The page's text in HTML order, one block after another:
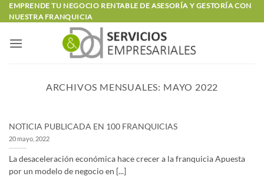
Saltar
al
EMPRENDE TU NEGOCIO RENTABLE DE ASESORÍA Y GESTORÍA CON
NUESTRA FRANQUICIA
ARCHIVOS MENSUALES: MAYO 2022
NOTICIA PUBLICADA EN 100 FRANQUICIAS
20 mayo, 2022
La desaceleración económica hace crecer a la franquicia Apuesta
por un modelo de negocio en [...]